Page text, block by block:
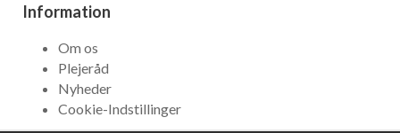
Information
Om os
Plejeråd
Nyheder
Cookie-Indstillinger